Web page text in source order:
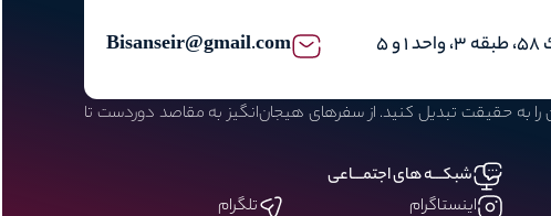
Bisanseir@gmail.com
به حقیقت تبدیل کنید. از سفرهای هیجان‌انگیز به مقاصد دوردست تا
شبکـــه های اجتمـــاعی
اینستاگرام
تلگرام